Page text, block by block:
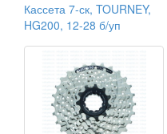
Кассета 7-ск, TOURNEY,
HG200, 12-28 б/уп